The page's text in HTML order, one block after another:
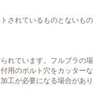
されているものとないもの
れています。フルブラの場
用のボルト穴をカッターな
工が必要になる場合があり